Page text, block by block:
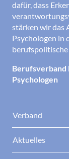
dafür, dass
stärken wir das
Psychologen in
Berufsverband
Psychologen
Verband
Aktuelles